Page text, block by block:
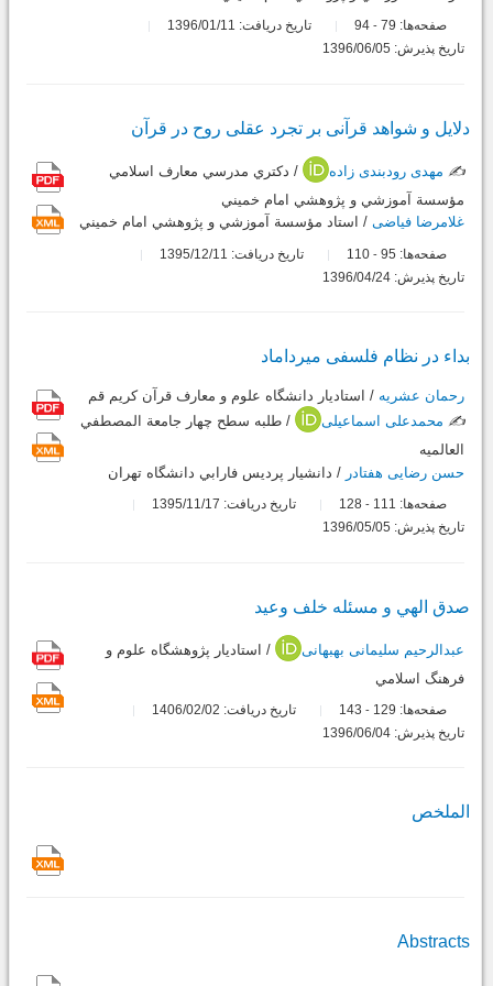
صفحه‌ها: 79
-
تاریخ دریافت: 1396/01/11
تاریخ پذیرش: 1396/06/05
دلایل و شواهد قرآنی بر تجرد عقلی روح در قرآن
✍️ مهدی رودبندی زاده
/ دکتري مدرسي معارف اسلامي
مؤسسة آموزشي و پژوهشي امام خميني
غلامرضا فیاضی / استاد مؤسسة آموزشي و پژوهشي امام خميني
صفحه‌ها: 95
-
تاریخ دریافت: 1395/12/11
تاریخ پذیرش: 1396/04/24
بداء در نظام فلسفی میرداماد
رحمان عشریه / استاديار دانشگاه علوم و معارف قرآن كريم قم
✍️ محمدعلی اسماعیلی
/ طلبه سطح چهار جامعة المصطفي
العالميه
حسن رضایی هفتادر / دانشيار پرديس فارابي دانشگاه تهران
صفحه‌ها: 111
-
تاریخ دریافت: 1395/11/17
تاریخ پذیرش: 1396/05/05
صدق الهي و مسئله خلف وعيد
عبدالرحیم سلیمانی بهبهانی
/ استاديار پژوهشگاه علوم و
فرهنگ اسلامي
صفحه‌ها: 129
-
تاریخ دریافت: 1406/02/02
تاریخ پذیرش: 1396/06/04
الملخص
Abstracts